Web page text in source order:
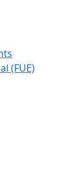
(FUE)